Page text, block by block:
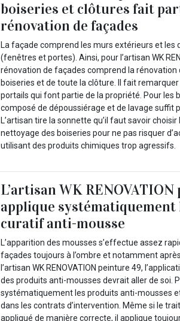
boiseries et clôtures fait
rénovation de façades
La façade comprend les murs extérieurs et les
(fenêtres et portes). Ainsi, pour l’artisan WK
rénovation de façades comprend la rénovation
boiseries et de toute la clôture. Il fait remarquer
portails qui font partie de la propriété. Pour les
composé de dépoussiérage et de lavage suffit
L’artisan tire la sonnette qu’il faut savoir
nettoyage des boiseries pour ne pas risquer
utilisant des produits chimiques trop agressifs.
L’artisan WK
applique
curatif anti-mousse
L’apparition des mousses s’effectue assez
façades toujours à l’ombre et notamment
l’artisan WK RENOVATION peinture 49,
des produits anti-mousses devrait aller de soi.
systématiquement les produits anti-mousses
dans les contrats d’intervention. Même si le
appliqué de manière correcte, il applique